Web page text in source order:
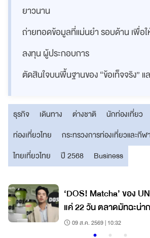
ยาวนาน
ถ่ายทอดข้อมูลที่แม่นยำ รอบด้าน เพื่อ
ลงทุน ผู้ประกอบการ
ตัดสินใจบนพื้นฐานของ “ข้อเท็จจริง” แ
ธุรกิจ เดินทาง ต่างชาติ นักท่องเที่ยว
ท่องเที่ยวไทย
กระทรวงการท่องเที่ยวและกีฬ
ไทยเที่ยวไทย
ปี 2568 Business
‘DOS! Matcha’ ของ
แค่ 22 วัน ตลาดมัทฉะน่
ลม เน้นราคาถูก เริ่ม 60 บาท
09 ส.ค. 2569 | 10:32